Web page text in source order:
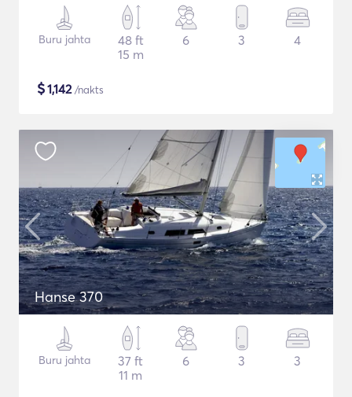
Buru jahta
48 ft
15 m
6 3 4
$1,142/nakts
Hanse 370
Buru jahta
37 ft
11 m
6 3 3